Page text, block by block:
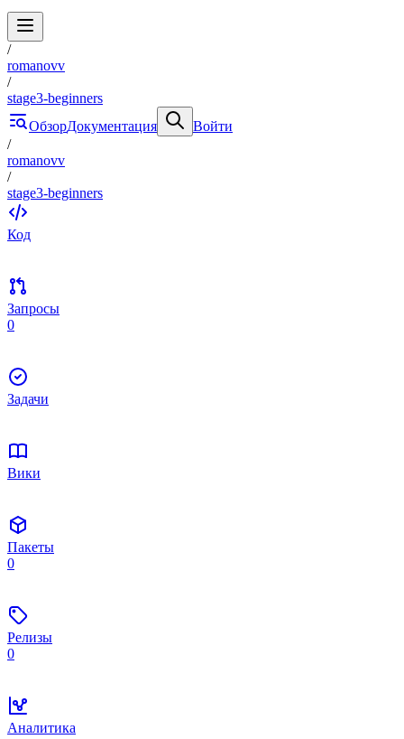
/
romanovv
/
stage3-beginners
ОбзорДокументация
Войти
/
romanovv
/
stage3-beginners
Код
Запросы
0
Задачи
Вики
Пакеты
0
Релизы
0
Аналитика